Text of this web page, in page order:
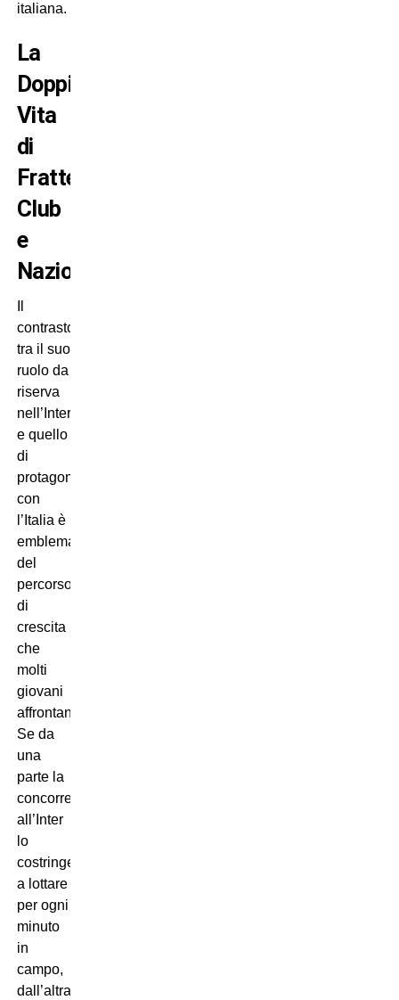
italiana.
La
Doppia
Vita
di
Frattesi:
Club
e
Nazionale
contrasto
tra il suo
ruolo da
riserva
nell’Inter
e quello
di
protagonista
con
l’Italia è
emblematico
del
percorso
di
crescita
che
molti
giovani
affrontano.
Se da
una
parte la
concorrenza
all’Inter
lo
costringe
a lottare
per ogni
minuto
in
campo,
dall’altra,